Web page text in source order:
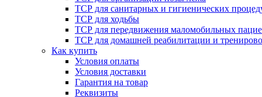
ТСР для санитарных и гигиенических
ТСР для ходьбы
ТСР для передвижения маломобильных
ТСР для домашней реабилитации и
Как купить
Условия оплаты
Условия доставки
Гарантия на товар
Реквизиты